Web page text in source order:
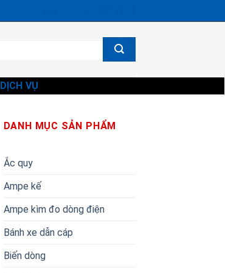
DỊCH VỤ
DANH MỤC SẢN PHẨM
Ắc quy
Ampe kế
Ampe kìm đo dòng điện
Bánh xe dẫn cáp
Biến dòng